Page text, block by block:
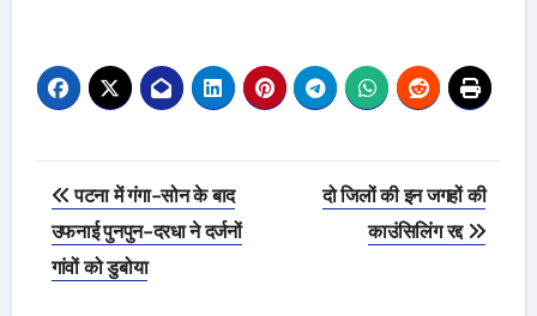
Post
navigation
पटना में गंगा-सोन के बाद
उफनाई पुनपुन-दरधा ने दर्जनों
गांवों को डुबोया
दो जिलों की इन जगहों की
काउंसिलिंग रद्द